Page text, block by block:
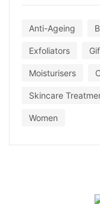
Anti-Ageing
Exfoliators
Moisturisers
Skincare
Women